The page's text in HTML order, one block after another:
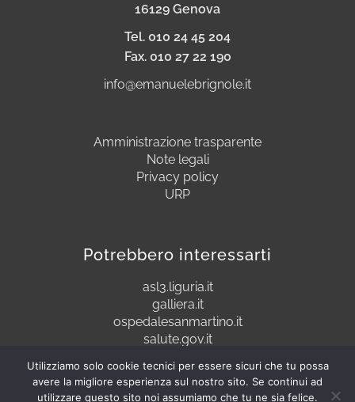
16129 Genova
Tel. 010 24 45 204
Fax. 010 27 22 190
info@emanuelebrignole.it
Amministrazione trasparente
Note legali
Privacy policy
URP
Potrebbero interessarti
asl3.liguria.it
galliera.it
ospedalesanmartino.it
salute.gov.it
Utilizziamo solo cookie tecnici per essere sicuri che tu possa
avere la migliore esperienza sul nostro sito. Se continui ad
utilizzare questo sito noi assumiamo che tu ne sia felice.